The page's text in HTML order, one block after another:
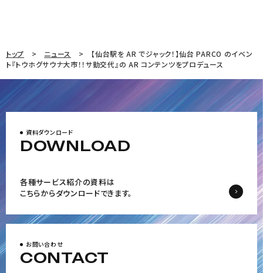
トップ ニュース
【仙台駅を AR でジャック！】仙台 PARCO のイベン
ト『トウホグサウナ大市！！サ勤交代』の AR コンテンツをプロデュース
資料ダウンロード
DOWNLOAD
各種サービス紹介の資料は
こちらからダウンロードできます。
お問い合わせ
CONTACT